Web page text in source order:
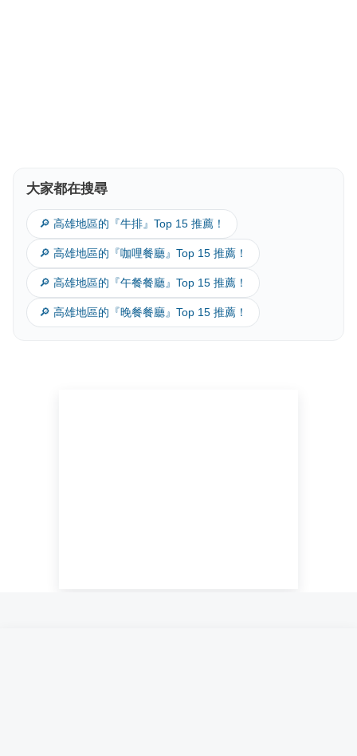
大家都在搜尋
🔎 高雄地區的『牛排』Top 15 推薦！
🔎 高雄地區的『咖哩餐廳』Top 15 推薦！
🔎 高雄地區的『午餐餐廳』Top 15 推薦！
🔎 高雄地區的『晚餐餐廳』Top 15 推薦！